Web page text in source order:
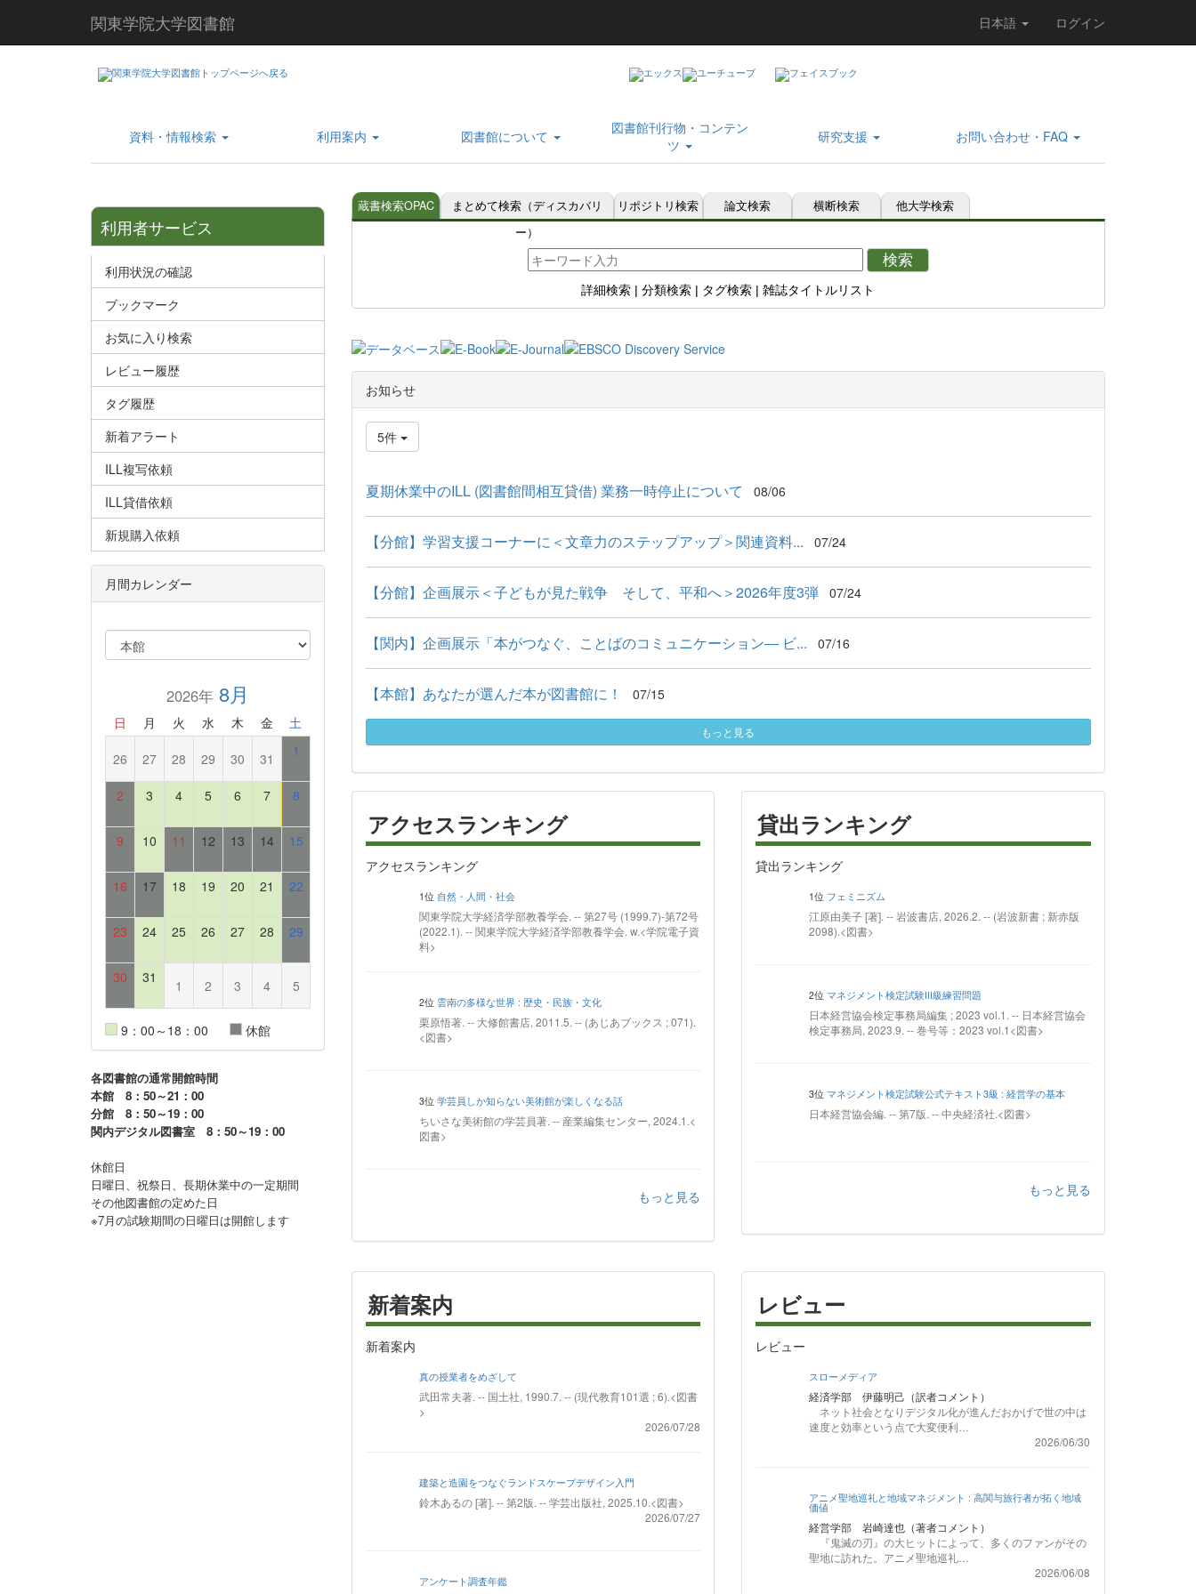
関東学院大学図書館 日本語 ログイン
資料・情報検索 利用案内 図書館について
図書館刊行物・コンテン
ツ
研究支援 お問い合わせ・FAQ
蔵書検索OPAC
まとめて検索（ディスカバリ
ー）
リポジトリ検索 論文検索 横断検索 他大学検索
検索
詳細検索 |分類検索 | タグ検索 |雑誌タイトルリスト
お知らせ
5件
夏期休業中のILL (図書館間相互貸借) 業務一時停止について 08/06
【分館】学習支援コーナーに＜文章力のステップアップ＞関連資料... 07/24
【分館】企画展示＜子どもが見た戦争 そして、平和へ＞2026年度3弾 07/24
【関内】企画展示「本がつなぐ、ことばのコミュニケーション― ビ... 07/16
【本館】あなたが選んだ本が図書館に！ 07/15
もっと見る
アクセスランキング
アクセスランキング
1位 自然・人間・社会
関東学院大学経済学部教養学会. -- 第27号 (1999.7)-第72号
(2022.1). -- 関東学院大学経済学部教養学会. w.<学院電子資
料>
2位 雲南の多様な世界 : 歴史・民族・文化
栗原悟著. -- 大修館書店, 2011.5. -- (あじあブックス ; 071).
<図書>
3位 学芸員しか知らない美術館が楽しくなる話
ちいさな美術館の学芸員著. -- 産業編集センター, 2024.1.<
図書>
もっと見る
貸出ランキング
貸出ランキング
1位 フェミニズム
江原由美子 [著]. -- 岩波書店, 2026.2. -- (岩波新書 ; 新赤版
2098).<図書>
2位 マネジメント検定試験III級練習問題
日本経営協会検定事務局編集 ; 2023 vol.1. -- 日本経営協会
検定事務局, 2023.9. -- 巻号等：2023 vol.1<図書>
3位 マネジメント検定試験公式テキスト3級 : 経営学の基本
日本経営協会編. -- 第7版. -- 中央経済社.<図書>
もっと見る
新着案内
新着案内
真の授業者をめざして
武田常夫著. -- 国土社, 1990.7. -- (現代教育101選 ; 6).<図書
>
2026/07/28
建築と造園をつなぐランドスケープデザイン入門
鈴木あるの [著]. -- 第2版. -- 学芸出版社, 2025.10.<図書>
2026/07/27
アンケート調査年鑑
レビュー
レビュー
スローメディア
経済学部 伊藤明己（訳者コメント）
ネット社会となりデジタル化が進んだおかげで世の中は
速度と効率という点で大変便利…
2026/06/30
アニメ聖地巡礼と地域マネジメント : 高関与旅行者が拓く地域
価値
経営学部 岩崎達也（著者コメント）
『鬼滅の刃』の大ヒットによって、多くのファンがその
聖地に訪れた。アニメ聖地巡礼…
2026/06/08
利用者サービス
利用状況の確認
ブックマーク
お気に入り検索
レビュー履歴
タグ履歴
新着アラート
ILL複写依頼
ILL貸借依頼
新規購入依頼
月間カレンダー
2026年8月
日 月 火 水 木 金 土
26 27 28 29 30 31 1
2 3 4 5 6 7 8
9 10 11 12 13 14 15
16 17 18 19 20 21 22
23 24 25 26 27 28 29
30 31 1 2 3 4 5
9：00～18：00 休館
各図書館の通常開館時間
本館 8：50～21：00
分館 8：50～19：00
関内デジタル図書室 8：50～19：00
休館日
日曜日、祝祭日、長期休業中の一定期間
その他図書館の定めた日
※7月の試験期間の日曜日は開館します